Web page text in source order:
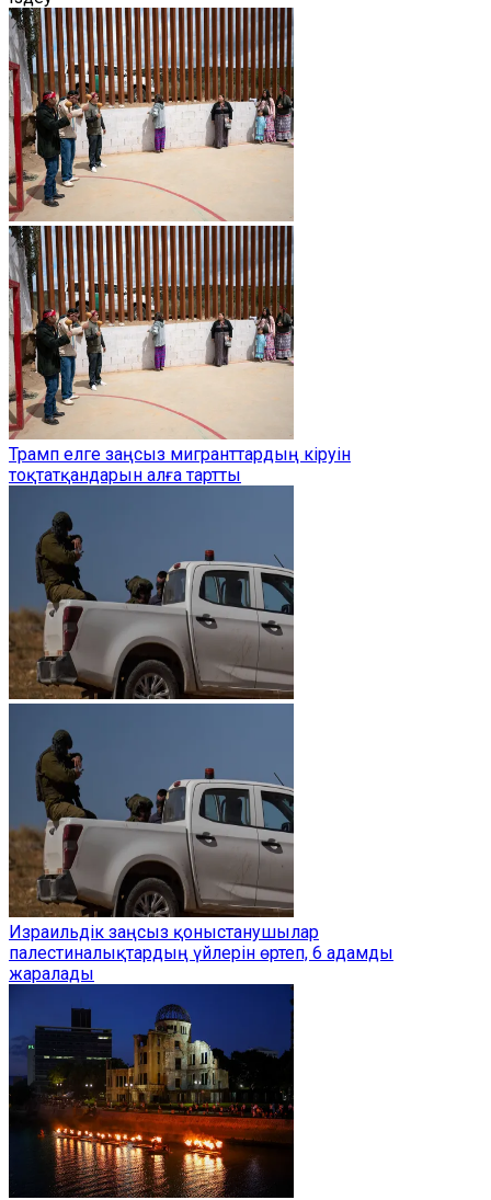
Трамп елге заңсыз мигранттардың кіруін
тоқтатқандарын алға тартты
Израильдік заңсыз қоныстанушылар
палестиналықтардың үйлерін өртеп, 6 адамды
жаралады